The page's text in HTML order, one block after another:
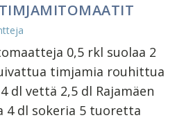
0,5 rkl suolaa 2
timjamia rouhittua
dl vettä 2,5 dl Rajamäen
4 dl sokeria 5 tuoretta